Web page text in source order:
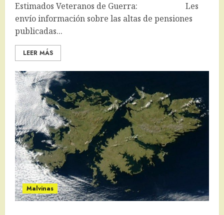
Estimados Veteranos de Guerra: Les
envío información sobre las altas de pensiones
publicadas...
LEER MÁS
Malvinas